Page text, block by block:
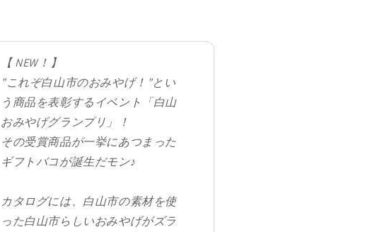
【 NEW！】
”これぞ白山市のおみやげ！”とい
う商品を表彰するイベント「白山
おみやげグランプリ」！
その受賞商品が一挙にあつまった
ギフトバコが誕生だモン♪
カタログには、白山市の素材を使
った白山市らしいおみやげがズラ